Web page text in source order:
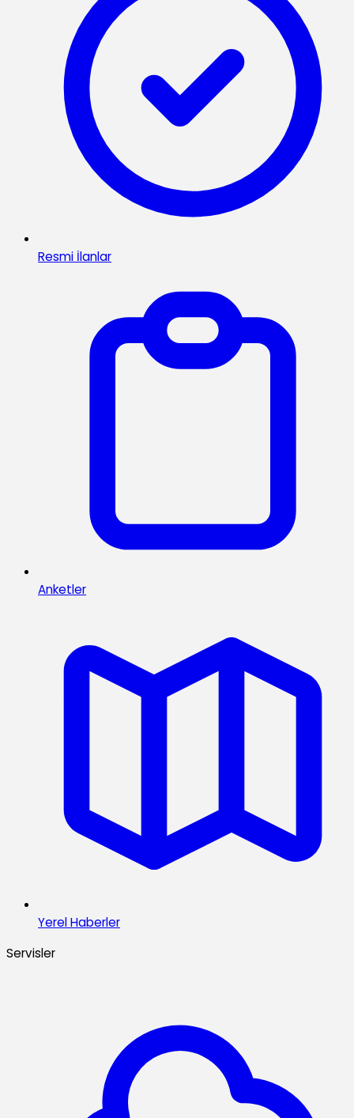
Resmi İlanlar
Anketler
Yerel Haberler
Servisler